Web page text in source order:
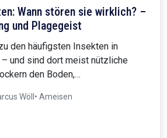
Wann stören sie wirklich? –
und Plagegeist
den häufigsten Insekten in
– und sind dort meist nützliche
den Boden,…
Wöll• Ameisen